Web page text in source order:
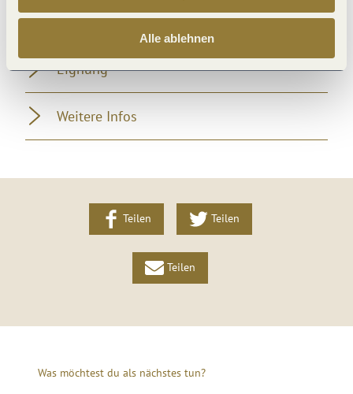
Alle ablehnen
Ausstattung Zimmer/Appartement
Eignung
Weitere Infos
Teilen Teilen
Teilen
Was möchtest du als nächstes tun?